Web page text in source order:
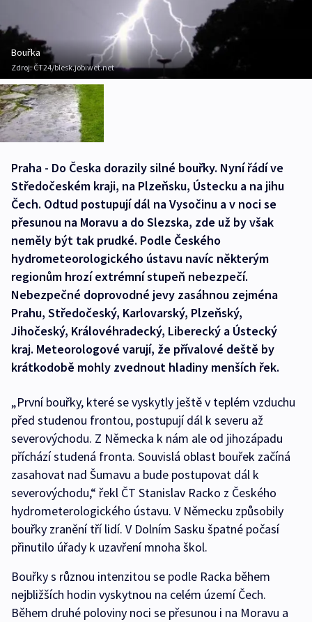
Bouřka
Zdroj:ČT24/blesk.jobiwet.net
Praha - Do Česka dorazily silné bouřky. Nyní řádí ve
Středočeském kraji, na Plzeňsku, Ústecku a na jihu
Čech. Odtud postupují dál na Vysočinu a v noci se
přesunou na Moravu a do Slezska, zde už by však
neměly být tak prudké. Podle Českého
hydrometeorologického ústavu navíc některým
regionům hrozí extrémní stupeň nebezpečí.
Nebezpečné doprovodné jevy zasáhnou zejména
Prahu, Středočeský, Karlovarský, Plzeňský,
Jihočeský, Královéhradecký, Liberecký a Ústecký
kraj. Meteorologové varují, že přívalové deště by
krátkodobě mohly zvednout hladiny menších řek.
„První bouřky, které se vyskytly ještě v teplém vzduchu
před studenou frontou, postupují dál k severu až
severovýchodu. Z Německa k nám ale od jihozápadu
příchází studená fronta. Souvislá oblast bouřek začíná
zasahovat nad Šumavu a bude postupovat dál k
severovýchodu,“ řekl ČT Stanislav Racko z Českého
hydrometerologického ústavu. V Německu způsobily
bouřky zranění tří lidí. V Dolním Sasku špatné počasí
přinutilo úřady k uzavření mnoha škol.
Bouřky s různou intenzitou se podle Racka během
nejbližších hodin vyskytnou na celém území Čech.
Během druhé poloviny noci se přesunou i na Moravu a